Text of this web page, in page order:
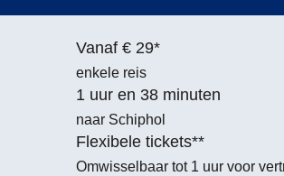
Vanaf € 29*
enkele reis
1 uur en 38 minuten
naar Schiphol
Flexibele tickets**
Omwisselbaar tot 1 uur voor